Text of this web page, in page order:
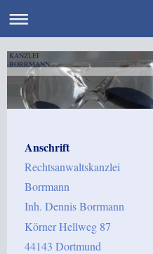
KANZLEI
BORRMANN
Anschrift
Rechtsanwaltskanzlei
Borrmann
Inh. Dennis Borrmann
Körner Hellweg 87
44143 Dortmund